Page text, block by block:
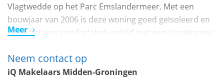
Vlagtwedde op het Parc Emslandermeer. Met een
bouwjaar van 2006 is deze woning goed geïsoleerd en
biedt het een comfortabel verblijf met een slaapkamer
dit park met een rustige ligging die perfect past bij
levensgenieters.
Meer
Neem contact op
iQ Makelaars Midden-Groningen